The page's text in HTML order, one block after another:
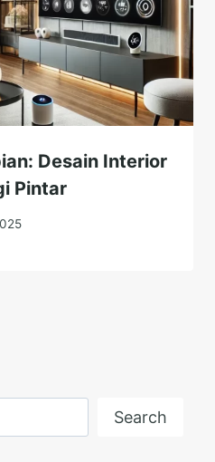
Desain Interior
Pintar
Search